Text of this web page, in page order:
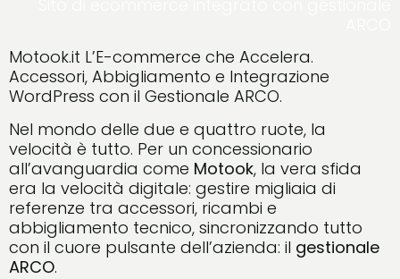
Motook.it L’E-commerce che Accelera.
Accessori, Abbigliamento e Integrazione
WordPress con il Gestionale ARCO.
Nel mondo delle due e quattro ruote, la
velocità è tutto. Per un concessionario
all’avanguardia come Motook, la vera sfida
era la velocità digitale: gestire migliaia di
referenze tra accessori, ricambi e
abbigliamento tecnico, sincronizzando tutto
con il cuore pulsante dell’azienda: il gestionale
ARCO.